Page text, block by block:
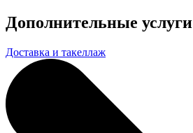
Дополнительные услуги
Доставка и такеллаж